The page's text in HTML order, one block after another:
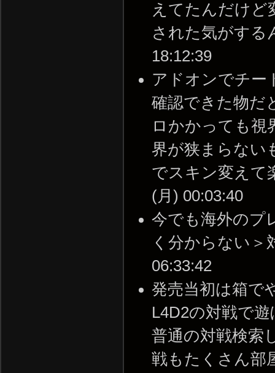
えてたんだけど
された気がする
18:12:39
アドオンでチー
確認できた物だ
ロかかっても視
界が狭まらない
でスキン変えて
(月) 00:03:40
今でも海外のプ
く分からない＞
06:33:42
発売当初は箱で
L4D2の対戦で
普通の対戦検索
戦もたくさん部